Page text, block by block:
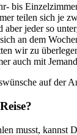
bis
teilen sich je
jeder so
an dem
wir zu
auch mit
auf der
musst, kannst